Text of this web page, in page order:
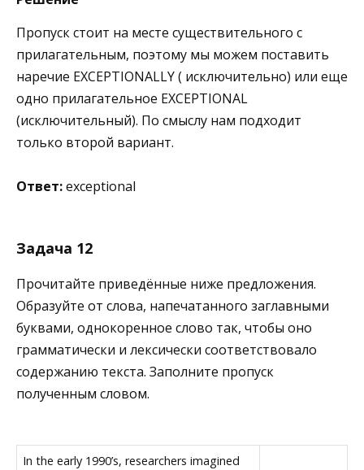
Пропуск стоит на месте существительного с
прилагательным, поэтому мы можем поставить
наречие EXCEPTIONALLY ( исключительно) или еще
одно прилагательное EXCEPTIONAL
(исключительный). По смыслу нам подходит
только второй вариант.
Ответ:exceptional
Задача 12
Прочитайте приведённые ниже предложения.
Образуйте от слова, напечатанного заглавными
буквами, однокоренное слово так, чтобы оно
грамматически и лексически соответствовало
содержанию текста. Заполните пропуск
полученным словом.
In the early 1990’s, researchers imagined